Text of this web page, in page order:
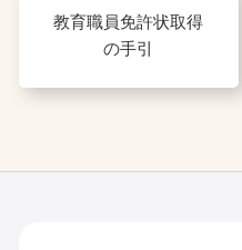
教育職員免許状取得
の手引